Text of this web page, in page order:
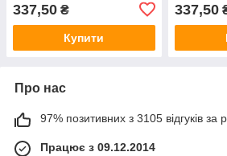
337,50 ₴
Купити
337,50
Про нас
97% позитивних з 3105 відгуків за
Працює з 09.12.2014